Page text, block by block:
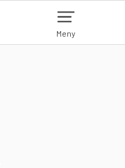
Meny